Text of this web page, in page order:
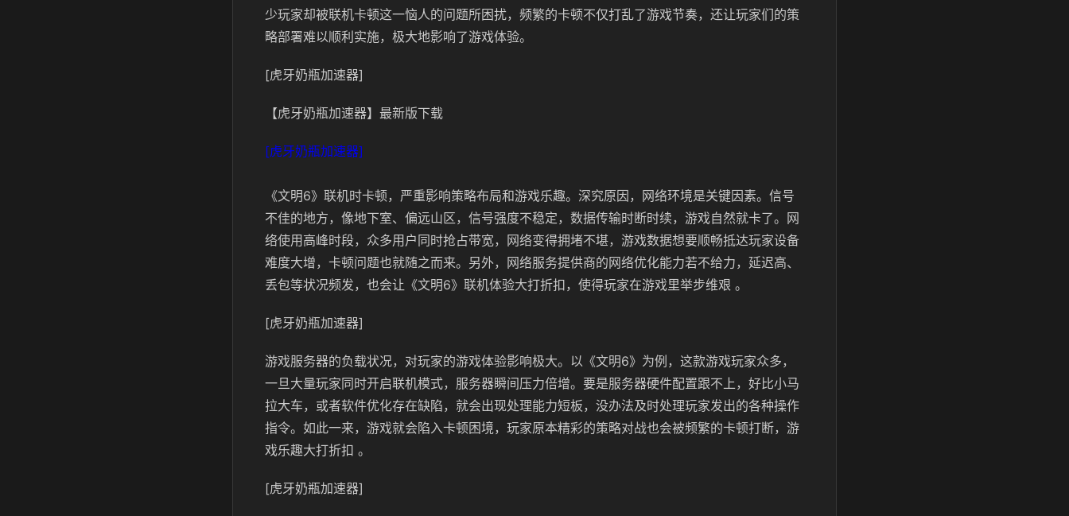
少玩家却被联机卡顿这一恼人的问题所困扰，频繁的卡顿不仅打乱了游戏节奏，还让玩家们的策
略部署难以顺利实施，极大地影响了游戏体验。
[虎牙奶瓶加速器]
【虎牙奶瓶加速器】最新版下载
[虎牙奶瓶加速器]
《文明6》联机时卡顿，严重影响策略布局和游戏乐趣。深究原因，网络环境是关键因素。信号
不佳的地方，像地下室、偏远山区，信号强度不稳定，数据传输时断时续，游戏自然就卡了。网
络使用高峰时段，众多用户同时抢占带宽，网络变得拥堵不堪，游戏数据想要顺畅抵达玩家设备
难度大增，卡顿问题也就随之而来。另外，网络服务提供商的网络优化能力若不给力，延迟高、
丢包等状况频发，也会让《文明6》联机体验大打折扣，使得玩家在游戏里举步维艰 。
[虎牙奶瓶加速器]
游戏服务器的负载状况，对玩家的游戏体验影响极大。以《文明6》为例，这款游戏玩家众多，
一旦大量玩家同时开启联机模式，服务器瞬间压力倍增。要是服务器硬件配置跟不上，好比小马
拉大车，或者软件优化存在缺陷，就会出现处理能力短板，没办法及时处理玩家发出的各种操作
指令。如此一来，游戏就会陷入卡顿困境，玩家原本精彩的策略对战也会被频繁的卡顿打断，游
戏乐趣大打折扣 。
[虎牙奶瓶加速器]